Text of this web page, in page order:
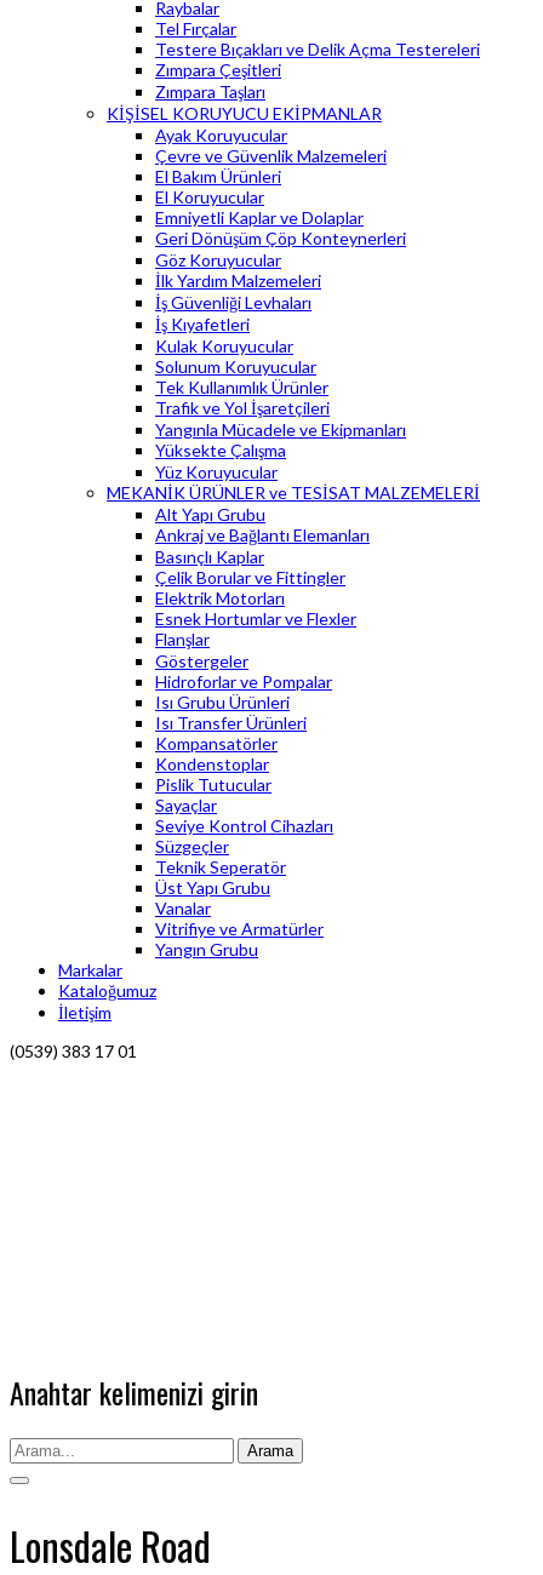
Raybalar
Tel Fırçalar
Testere Bıçakları ve Delik Açma Testereleri
Zımpara Çeşitleri
Zımpara Taşları
KİŞİSEL KORUYUCU EKİPMANLAR
Ayak Koruyucular
Çevre ve Güvenlik Malzemeleri
El Bakım Ürünleri
El Koruyucular
Emniyetli Kaplar ve Dolaplar
Geri Dönüşüm Çöp Konteynerleri
Göz Koruyucular
İlk Yardım Malzemeleri
İş Güvenliği Levhaları
İş Kıyafetleri
Kulak Koruyucular
Solunum Koruyucular
Tek Kullanımlık Ürünler
Trafik ve Yol İşaretçileri
Yangınla Mücadele ve Ekipmanları
Yüksekte Çalışma
Yüz Koruyucular
MEKANİK ÜRÜNLER ve TESİSAT MALZEMELERİ
Alt Yapı Grubu
Ankraj ve Bağlantı Elemanları
Basınçlı Kaplar
Çelik Borular ve Fittingler
Elektrik Motorları
Esnek Hortumlar ve Flexler
Flanşlar
Göstergeler
Hidroforlar ve Pompalar
Isı Grubu Ürünleri
Isı Transfer Ürünleri
Kompansatörler
Kondenstoplar
Pislik Tutucular
Sayaçlar
Seviye Kontrol Cihazları
Süzgeçler
Teknik Seperatör
Üst Yapı Grubu
Vanalar
Vitrifiye ve Armatürler
Yangın Grubu
Markalar
Kataloğumuz
İletişim
(0539) 383 17 01
Anahtar kelimenizi girin
Arama
Lonsdale Road